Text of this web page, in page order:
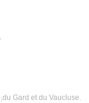
Gard et du Vaucluse.